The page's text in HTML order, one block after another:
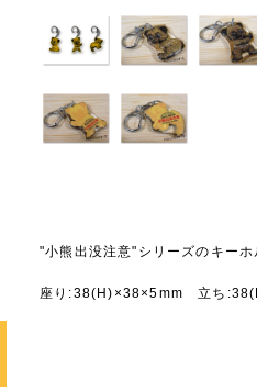
"小熊出没注意"シリーズのキー
座り:38(H)×38×5mm 立ち